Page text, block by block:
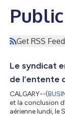
Get RSS Feed
Le syndicat
de l’entente
CALGARY--(
et la conclusion
aérienne lundi, le